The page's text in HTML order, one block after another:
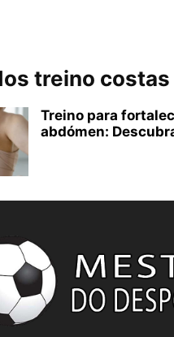
treino costas
Treino para
abdómen: